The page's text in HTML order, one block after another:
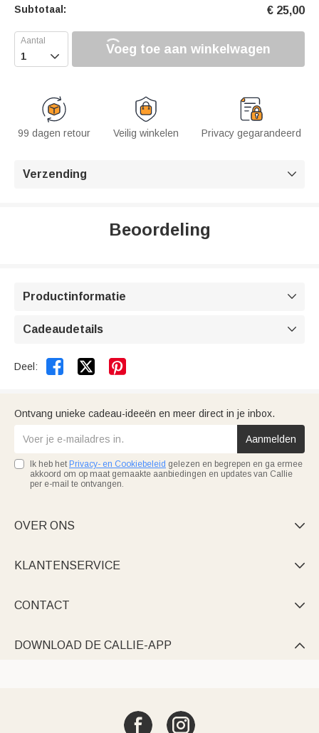
Subtotaal: € 25,00
 Voeg toe aan winkelwagen
99 dagen retour Veilig winkelen Privacy gegarandeerd
Verzending 
Beoordeling
Productinformatie 
Cadeaudetails 
Deel:  
Ontvang unieke cadeau-ideeën en meer direct in je inbox.
Aanmelden
Ik heb het Privacy- en Cookiebeleid gelezen en begrepen en ga ermee
akkoord om op maat gemaakte aanbiedingen en updates van Callie
per e-mail te ontvangen.
OVER ONS 
KLANTENSERVICE 
CONTACT 
DOWNLOAD DE CALLIE-APP 